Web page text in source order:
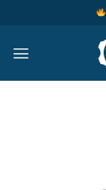
springen